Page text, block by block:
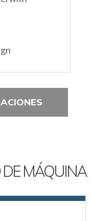
DE MÁQUINA